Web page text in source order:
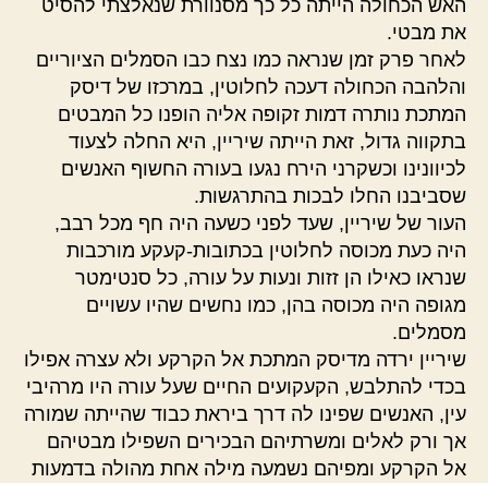
האש הכחולה הייתה כל כך מסנוורת שנאלצתי להסיט
את מבטי.
לאחר פרק זמן שנראה כמו נצח כבו הסמלים הציוריים
והלהבה הכחולה דעכה לחלוטין, במרכזו של דיסק
המתכת נותרה דמות זקופה אליה הופנו כל המבטים
בתקווה גדול, זאת הייתה שיריין, היא החלה לצעוד
לכיוונינו וכשקרני הירח נגעו בעורה החשוף האנשים
שסביבנו החלו לבכות בהתרגשות.
העור של שיריין, שעד לפני כשעה היה חף מכל רבב,
היה כעת מכוסה לחלוטין בכתובות-קעקע מורכבות
שנראו כאילו הן זזות ונעות על עורה, כל סנטימטר
מגופה היה מכוסה בהן, כמו נחשים שהיו עשויים
מסמלים.
שיריין ירדה מדיסק המתכת אל הקרקע ולא עצרה אפילו
בכדי להתלבש, הקעקועים החיים שעל עורה היו מרהיבי
עין, האנשים שפינו לה דרך ביראת כבוד שהייתה שמורה
אך ורק לאלים ומשרתיהם הבכירים השפילו מבטיהם
אל הקרקע ומפיהם נשמעה מילה אחת מהולה בדמעות